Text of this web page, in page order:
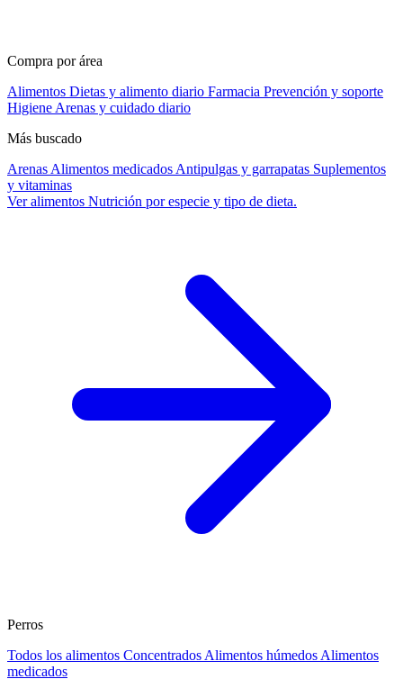
Compra por área
Alimentos Dietas y alimento diario Farmacia Prevención y soporte
Higiene Arenas y cuidado diario
Más buscado
Arenas Alimentos medicados Antipulgas y garrapatas Suplementos
y vitaminas
Ver alimentos Nutrición por especie y tipo de dieta.
Perros
Todos los alimentos Concentrados Alimentos húmedos Alimentos
medicados